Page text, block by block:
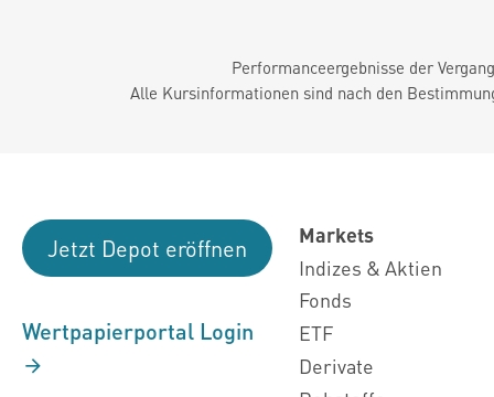
Performanceergebnisse der
Alle Kursinformationen sind nach den
Jetzt Depot eröffnen
Wertpapierportal Login
Markets
Indizes & Aktien
Fonds
ETF
Derivate